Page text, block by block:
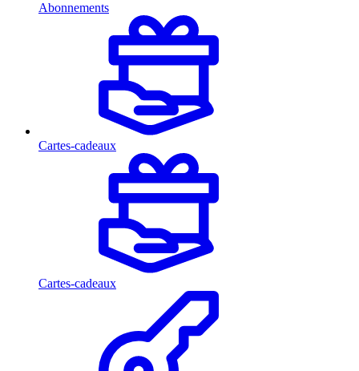
Abonnements
Cartes-cadeaux
Cartes-cadeaux